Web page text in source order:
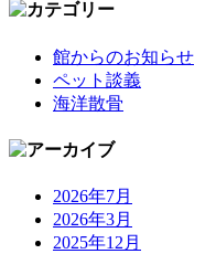
館からのお知らせ
ペット談義
海洋散骨
2026年7月
2026年3月
2025年12月